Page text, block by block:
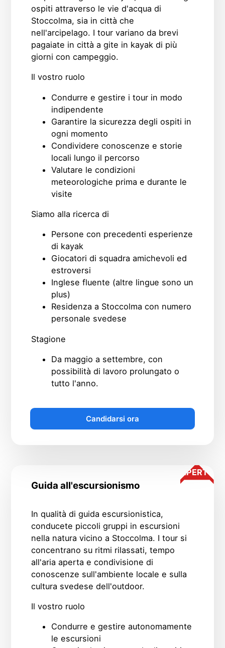
ospiti attraverso le vie d'acqua di
Stoccolma, sia in città che
nell'arcipelago. I tour variano da brevi
pagaiate in città a gite in kayak di più
giorni con campeggio.
Il vostro ruolo
Condurre e gestire i tour in modo
indipendente
Garantire la sicurezza degli ospiti in
ogni momento
Condividere conoscenze e storie
locali lungo il percorso
Valutare le condizioni
meteorologiche prima e durante le
visite
Siamo alla ricerca di
Persone con precedenti esperienze
di kayak
Giocatori di squadra amichevoli ed
estroversi
Inglese fluente (altre lingue sono un
plus)
Residenza a Stoccolma con numero
personale svedese
Stagione
Da maggio a settembre, con
possibilità di lavoro prolungato o
tutto l'anno.
Candidarsi ora
Guida all'escursionismo
In qualità di guida escursionistica,
conducete piccoli gruppi in escursioni
nella natura vicino a Stoccolma. I tour si
concentrano su ritmi rilassati, tempo
all'aria aperta e condivisione di
conoscenze sull'ambiente locale e sulla
cultura svedese dell'outdoor.
Il vostro ruolo
Condurre e gestire autonomamente
le escursioni
APERTO